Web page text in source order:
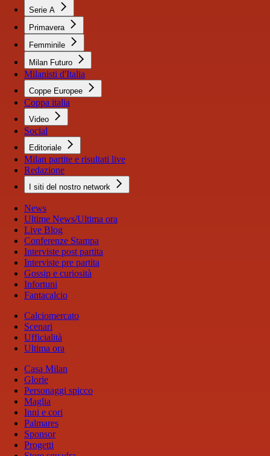
Serie A
Primavera
Femminile
Milan Futuro
Milanisti d'Italia
Coppe Europee
Coppa italia
Video
Social
Editoriale
Milan partite e risultati live
Redazione
I siti del nostro network
News
Ultime News/Ultima ora
Live Blog
Conferenze Stampa
Interviste post partita
Interviste pre partita
Gossip e curiosità
Infortuni
Fantacalcio
Calciomercato
Scenari
Ufficialità
Ultima ora
Casa Milan
Glorie
Personaggi spicco
Maglia
Inni e cori
Palmares
Sponsor
Progetti